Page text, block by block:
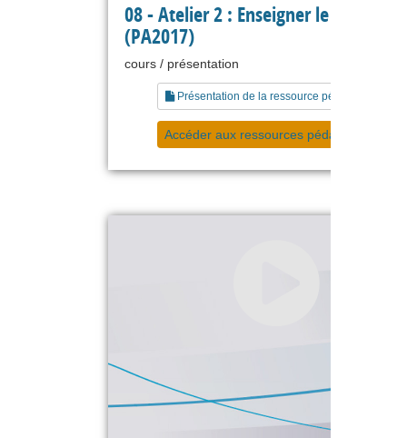
08 - Atelier 2 : Enseigner le bon sens
(PA2017)
cours / présentation
Présentation de la ressource pédagogique
Accéder aux ressources pédagogiques